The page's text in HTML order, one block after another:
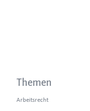
Themen
Arbeitsrecht